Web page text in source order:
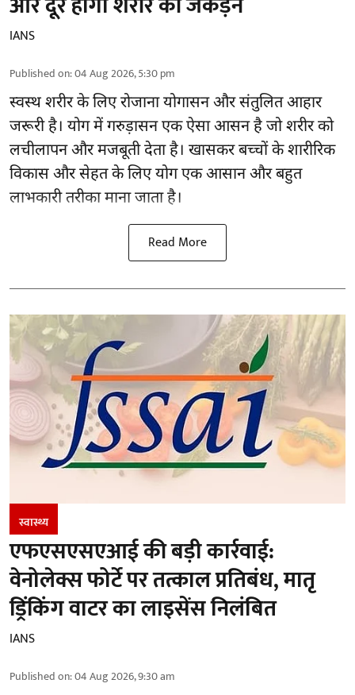
IANS
Published on:04 Aug 2026, 5:30 pm
स्वस्थ शरीर के लिए रोजाना योगासन और संतुलित आहार
जरूरी है। योगमें गरुड़ासन एक ऐसा आसन है जो शरीर को
लचीलापन और मजबूती देता है। खासकर बच्चों के शारीरिक
विकास और सेहत के लिए योग एक आसान और बहुत
लाभकारी तरीका माना जाता है।
Read More
स्वास्थ्य
एफएसएसएआई की बड़ी कार्रवाई:
वेनोलेक्स फोर्टे पर तत्काल प्रतिबंध, मातृ
ड्रिंकिंग वाटर का लाइसेंस निलंबित
IANS
Published on:04 Aug 2026, 9:30 am